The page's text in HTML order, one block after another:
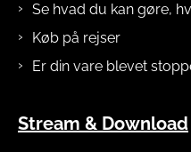
Se hvad du kan gøre,
Køb på rejser
Er din vare blevet
Stream & Download